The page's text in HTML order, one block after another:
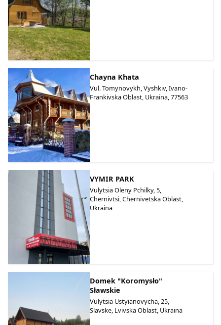
Chayna Khata
Vul. Tomynovykh, Vyshkiv, Ivano-
Frankivska Oblast, Ukraina, 77563
VYMIR PARK
Vulytsia Oleny Pchilky, 5,
Chernivtsi, Chernivetska Oblast,
Ukraina
Domek "Koromysło"
Sławskie
Vulytsia Ustyianovycha, 25,
Slavske, Lvivska Oblast, Ukraina